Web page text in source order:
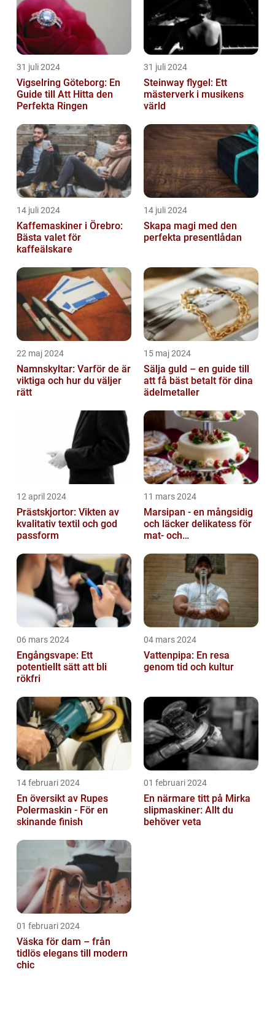
31 juli 2024
Vigselring Göteborg: En
Guide till Att Hitta den
Perfekta Ringen
31 juli 2024
Steinway flygel: Ett
mästerverk i musikens
värld
14 juli 2024
Kaffemaskiner i Örebro:
Bästa valet för
kaffeälskare
14 juli 2024
Skapa magi med den
perfekta presentlådan
22 maj 2024
Namnskyltar: Varför de är
viktiga och hur du väljer
rätt
15 maj 2024
Sälja guld – en guide till
att få bäst betalt för dina
ädelmetaller
12 april 2024
Prästskjortor: Vikten av
kvalitativ textil och god
passform
11 mars 2024
Marsipan - en mångsidig
och läcker delikatess för
mat- och
06 mars 2024
Engångsvape: Ett
potentiellt sätt att bli
rökfri
04 mars 2024
Vattenpipa: En resa
genom tid och kultur
14 februari 2024
En översikt av Rupes
Polermaskin - För en
skinande finish
01 februari 2024
En närmare titt på Mirka
slipmaskiner: Allt du
behöver veta
01 februari 2024
Väska för dam – från
tidlös elegans till modern
chic